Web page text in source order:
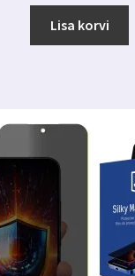
Lisa korvi